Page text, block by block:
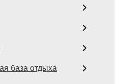
база отдыха